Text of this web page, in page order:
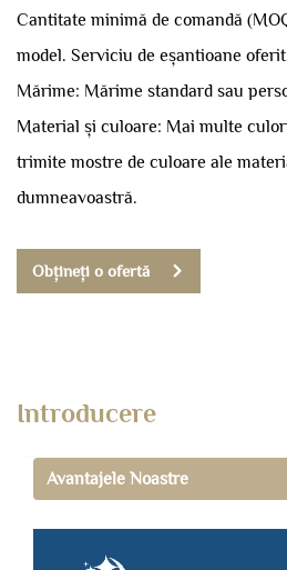
Cantitate minimă de comandă
model. Serviciu de eșantioane
Mărime: Mărime standard sau
Material și culoare: Mai multe
trimite mostre de culoare ale
dumneavoastră.
Obțineți o ofertă
Introducere
Avantajele Noastre